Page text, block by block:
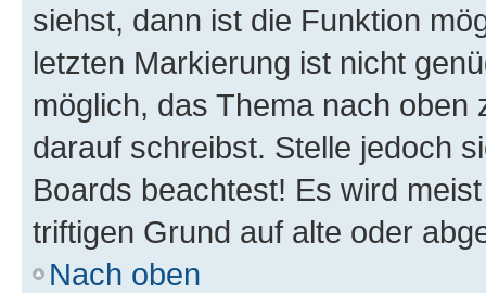
siehst, dann ist die Funktion
letzten Markierung ist nicht
möglich, das Thema nach oben
darauf schreibst. Stelle jedoch
Boards beachtest! Es wird
triftigen Grund auf alte oder
Nach oben